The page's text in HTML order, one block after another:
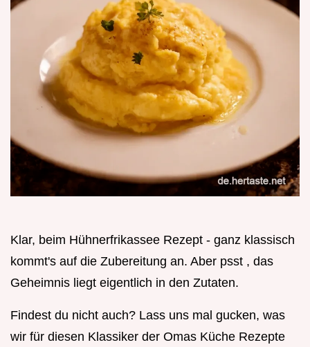
Klar, beim Hühnerfrikassee Rezept - ganz klassisch
kommt's auf die Zubereitung an. Aber psst , das
Geheimnis liegt eigentlich in den Zutaten.
Findest du nicht auch? Lass uns mal gucken, was
wir für diesen Klassiker der Omas Küche Rezepte